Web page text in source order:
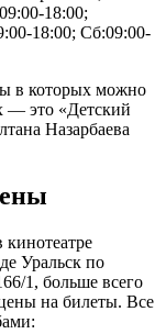
18:00;
18:00; Сб:09:00-
в которых можно
— это «Детский
Назарбаева
Уральск по
1, больше всего
на билеты. Все